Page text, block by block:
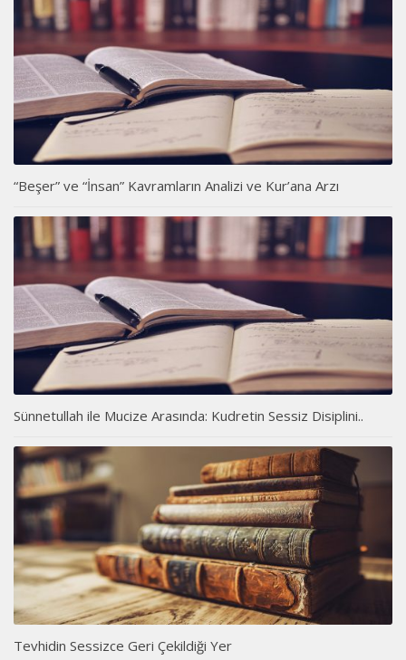
“Beşer” ve “İnsan” Kavramların Analizi ve Kur’ana Arzı
Sünnetullah ile Mucize Arasında: Kudretin Sessiz Disiplini..
Tevhidin Sessizce Geri Çekildiği Yer